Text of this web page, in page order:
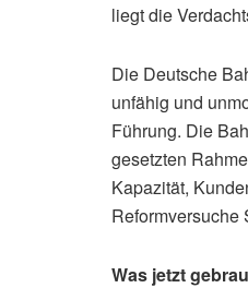
liegt die
Die Deutsche
unfähig und
Führung. Die
gesetzten
Kapazität,
Reformversuche
Was jetzt